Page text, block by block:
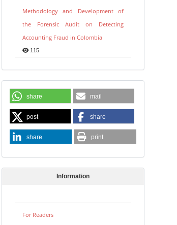
Methodology and Development of
the Forensic Audit on Detecting
Accounting Fraud in Colombia
115
share mail
post share
share print
Information
For Readers